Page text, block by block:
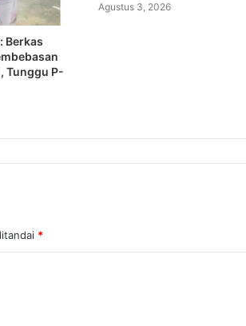
Berkas
Tunggu P-
Agustus 3, 2026
*